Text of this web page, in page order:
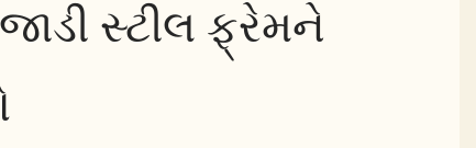
સ્ટીલ ફ્રેમને